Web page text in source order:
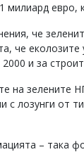
евро,
че
че
и за
на
лозунги от
– така